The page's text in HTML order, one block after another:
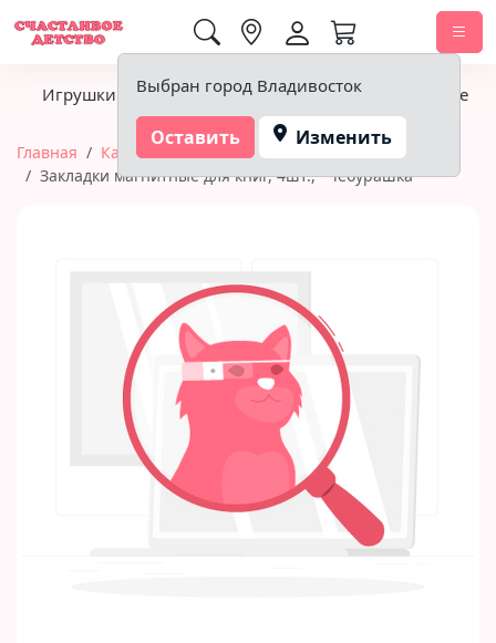
Выбран город Владивосток
Оставить Изменить
Игрушки Детское питание Подгузники, гигиена
Главная Канцтовары
Мульти-Пульти (канцтовары)
Закладки магнитные для книг, 4шт., "Чебурашка"